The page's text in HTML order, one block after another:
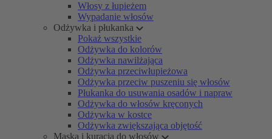
Włosy z łupieżem
Wypadanie włosów
Odżywka i płukanka
Pokaż wszystkie
Odżywka do kolorów
Odżywka nawilżająca
Odżywka przeciwłupieżowa
Odżywka przeciw puszeniu się włosów
Płukanka do usuwania osadów i napraw
Odżywka do włosów kręconych
Odżywka w kostce
Odżywka zwiększająca objętość
Maska i kuracja do włosów